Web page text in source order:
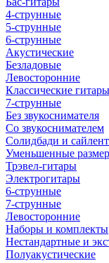
4-струнные
5-струнные
6-струнные
Акустические
Безладовые
Левосторонние
Классические гитары
7-струнные
Без звукоснимателя
Со звукоснимателем
Солидбади и сайлент
Уменьшенные
Трэвел-гитары
Электрогитары
6-струнные
7-струнные
Левосторонние
Наборы и комплекты
Нестандартные и
Полуакустические